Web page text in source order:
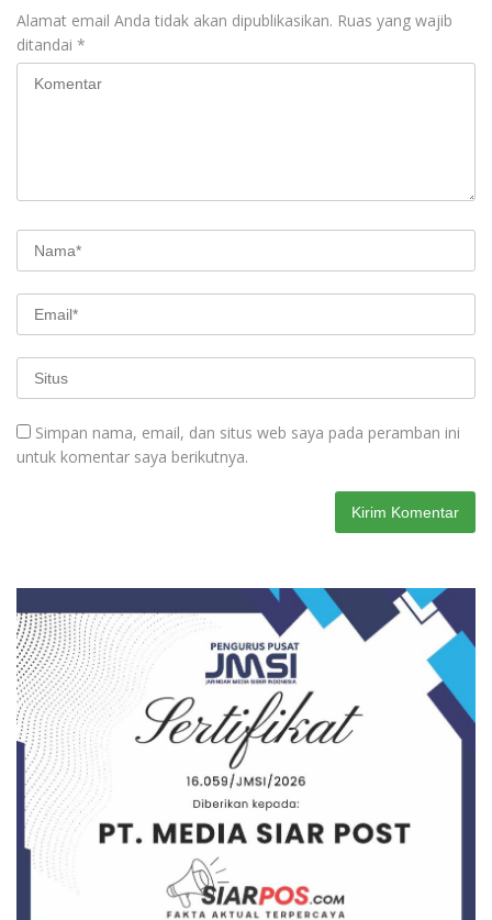
Alamat email Anda tidak akan dipublikasikan. Ruas yang wajib
ditandai *
Simpan nama, email, dan situs web saya pada peramban ini
untuk komentar saya berikutnya.